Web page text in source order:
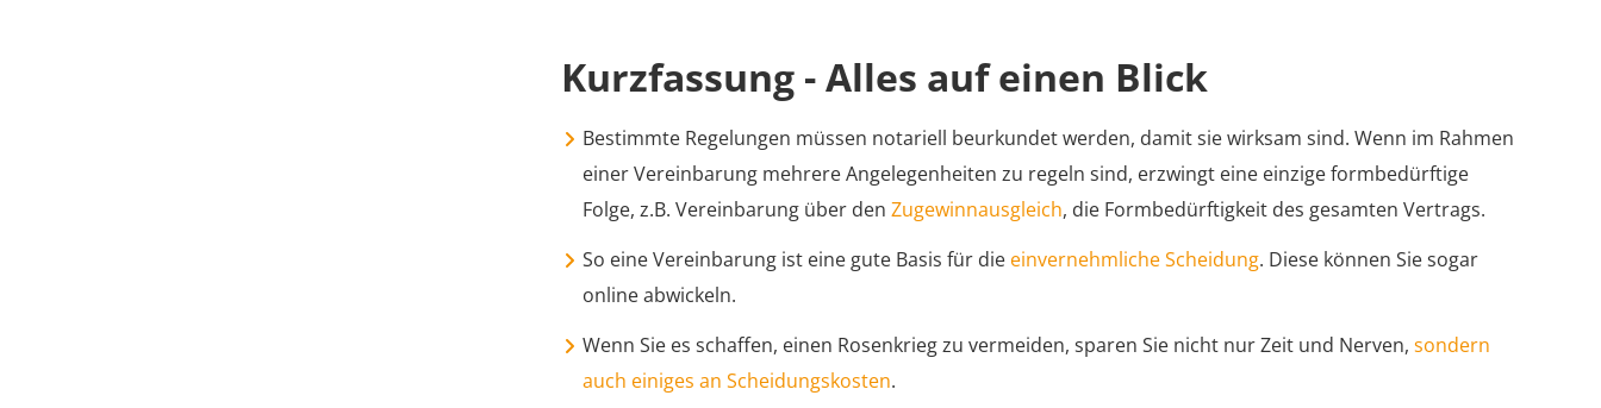
Kurzfassung - Alles auf einen Blick
Bestimmte Regelungen müssen notariell beurkundet werden, damit sie wirksam sind. Wenn im Rahmen
einer Vereinbarung mehrere Angelegenheiten zu regeln sind, erzwingt eine einzige formbedürftige
Folge, z.B. Vereinbarung über denZugewinnausgleich, die Formbedürftigkeit des gesamten Vertrags.
So eine Vereinbarung ist eine gute Basis für die einvernehmliche Scheidung. Diese können Sie sogar
online abwickeln.
Wenn Sie es schaffen, einen Rosenkrieg zu vermeiden, sparen Sie nicht nur Zeit und Nerven,sondern
auch einiges an Scheidungskosten.